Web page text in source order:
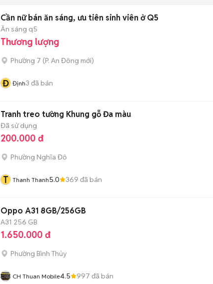
Cần nữ bán ăn sáng, ưu tiên sinh viên ở Q5
Ăn sáng q5
Thương lượng
Phường 7 (P. An Đông mới)
Đ Định3 đã bán
Tranh treo tường Khung gỗ Đa màu
Đã sử dụng
200.000 đ
Phường Nghĩa Đô
T Thanh Thanh5.0 369 đã bán
Oppo A31 8GB/256GB
A31 256 GB
1.650.000 đ
Phường Bình Thủy
CH Thuan Mobile4.5 997 đã bán